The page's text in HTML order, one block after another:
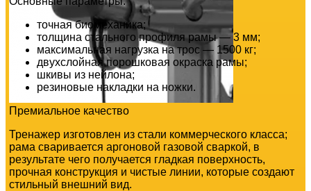
точная биомеханика;
толщина стального профиля рамы — 3 мм;
максимальная нагрузка на трос — 1500 кг;
двухслойная порошковая окраска рамы;
шкивы из нейлона;
резиновые накладки на ножки.
Премиальное качество
Тренажер изготовлен из стали коммерческого класса;
рама сваривается аргоновой газовой сваркой, в
результате чего получается гладкая поверхность,
прочная конструкция и чистые линии, которые создают
стильный внешний вид.